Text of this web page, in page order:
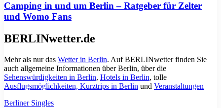
Camping in und um Berlin – Ratgeber für Zelter
und Womo Fans
BERLINwetter.de
Mehr als nur das Wetter in Berlin. Auf BERLINwetter finden Sie
auch allgemeine Informationen über Berlin, über die
Sehenswürdigkeiten in Berlin, Hotels in Berlin, tolle
Ausflugsmöglichkeiten, Kurztrips in Berlin und Veranstaltungen
Berliner Singles